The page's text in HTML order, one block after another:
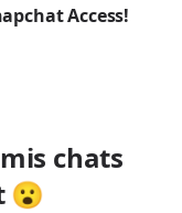
Access!
chats
😮